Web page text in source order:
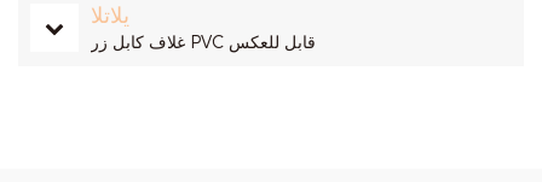
يلاتلا
غلاف كابل زر PVC قابل للعكس